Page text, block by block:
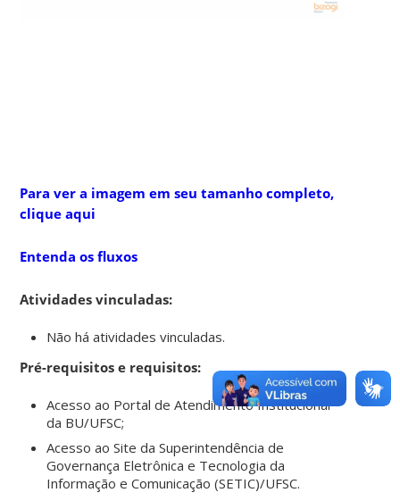
Para ver a imagem em seu tamanho completo,
clique aqui
Entenda os fluxos
Atividades vinculadas:
Não há atividades vinculadas.
Pré-requisitos e requisitos:
Acesso ao Portal de Atendimento Institucional
da BU/UFSC;
Acesso ao Site da Superintendência de
Governança Eletrônica e Tecnologia da
Informação e Comunicação (SETIC)/UFSC.